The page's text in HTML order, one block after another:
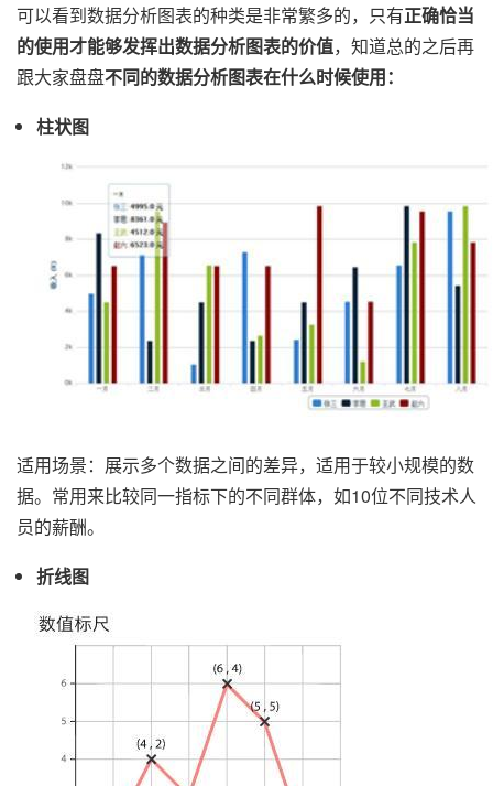
可以看到数据分析图表的种类是非常繁多的，只有正确恰当
的使用才能够发挥出数据分析图表的价值，知道总的之后再
跟大家盘盘不同的数据分析图表在什么时候使用：
柱状图
适用场景：展示多个数据之间的差异，适用于较小规模的数
据。常用来比较同一指标下的不同群体，如10位不同技术人
员的薪酬。
折线图